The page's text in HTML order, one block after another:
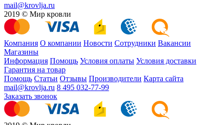
mail@krovlja.ru
2019 © Мир кровли
Компания О компании Новости Сотрудники Вакансии
Магазины
Информация Помощь Условия оплаты Условия доставки
Гарантия на товар
Помощь Статьи Отзывы Производители Карта сайта
mail@krovlja.ru 8 495 032-77-99
Заказать звонок